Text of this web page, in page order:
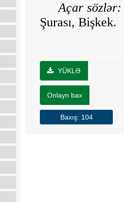
Açar sözlər:
Şurası, Bişkek.
YÜKLƏ
Onlayn bax
Baxış: 104